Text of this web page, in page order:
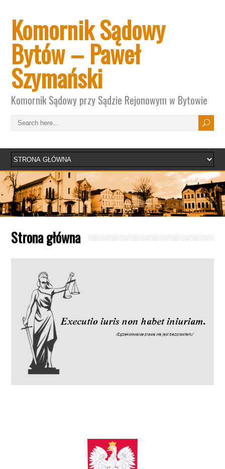
Komornik Sądowy
Bytów – Paweł
Szymański
Komornik Sądowy przy Sądzie Rejonowym w Bytowie
Strona główna